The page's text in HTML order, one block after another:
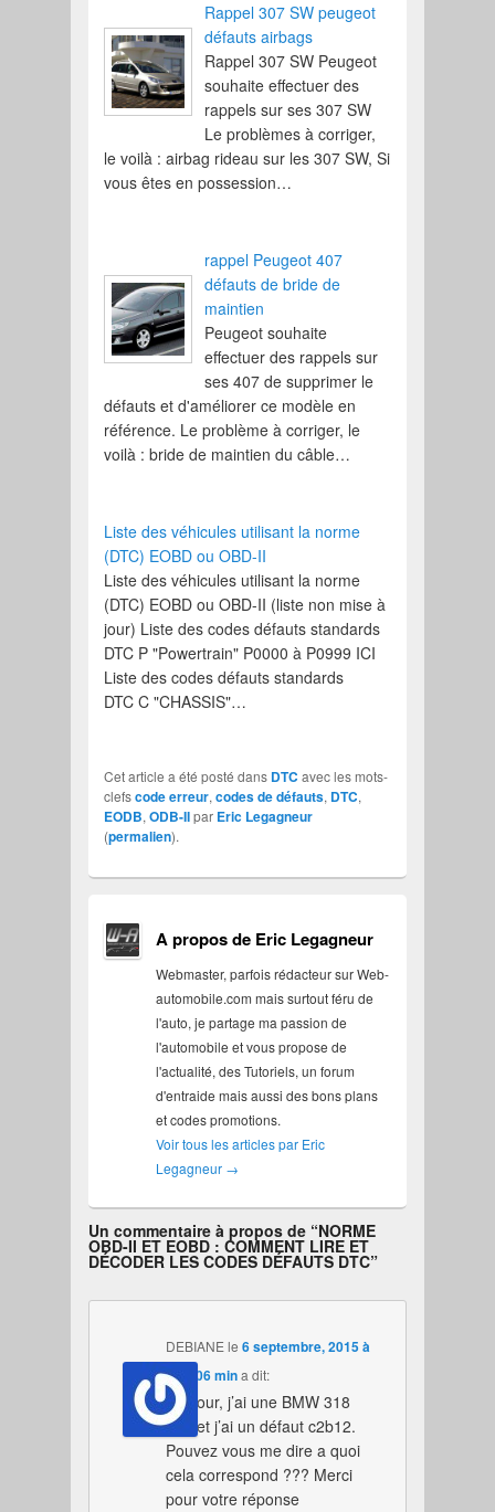
Rappel 307 SW peugeot
défauts airbags
Rappel 307 SW Peugeot
souhaite effectuer des
rappels sur ses 307 SW
Le problèmes à corriger,
le voilà : airbag rideau sur les 307 SW, Si
vous êtes en possession…
rappel Peugeot 407
défauts de bride de
maintien
Peugeot souhaite
effectuer des rappels sur
ses 407 de supprimer le
défauts et d'améliorer ce modèle en
référence. Le problème à corriger, le
voilà : bride de maintien du câble…
Liste des véhicules utilisant la norme
(DTC) EOBD ou OBD-II
Liste des véhicules utilisant la norme
(DTC) EOBD ou OBD-II (liste non mise à
jour) Liste des codes défauts standards
DTC P "Powertrain" P0000 à P0999 ICI
Liste des codes défauts standards
DTC C "CHASSIS"…
Cet article a été posté dans DTC avec les mots-
clefscode erreur,codes de défauts, DTC,
EODB,ODB-IIpar Eric Legagneur
(permalien).
A propos de Eric Legagneur
Webmaster, parfois rédacteur sur Web-
automobile.com mais surtout féru de
l'auto, je partage ma passion de
l'automobile et vous propose de
l'actualité, des Tutoriels, un forum
d'entraide mais aussi des bons plans
et codes promotions.
Voir tous les articles par Eric
Legagneur →
Un commentaire à propos de “NORME
OBD-II ET EOBD : COMMENT LIRE ET
DÉCODER LES CODES DÉFAUTS DTC”
DEBIANE le6 septembre, 2015 à
19 h 06 mina dit:
Bonjour, j’ai une BMW 318
e46 et j’ai un défaut c2b12.
Pouvez vous me dire a quoi
cela correspond ??? Merci
pour votre réponse